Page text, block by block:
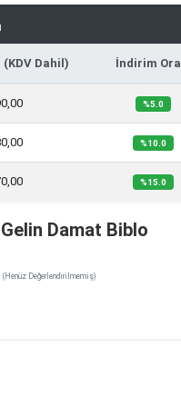
Dahil) İndirim
%5.0
%10.0
%15.0
Damat Biblo
(Henüz Değerlendirilmemiş)